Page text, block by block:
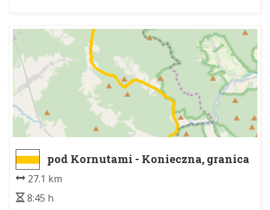
pod Kornutami - Konieczna, granica
27.1 km
8:45 h